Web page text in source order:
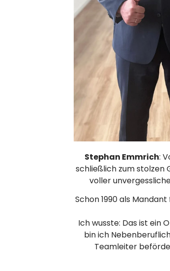
Stephan Emmrich:
schließlich zum stolzen
voller
Schon 1990 als
Ich wusste: Das ist ein
bin ich
Teamleiter